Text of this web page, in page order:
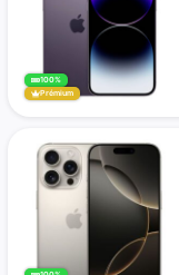
100%
Prémium